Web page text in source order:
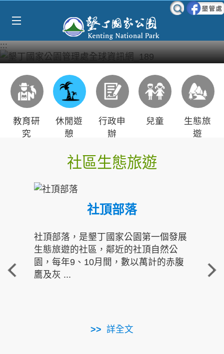
:::
教育研
究
休閒遊
憩
行政申
辦
兒童
生態旅
遊
社區生態旅遊
社頂部落
社頂部落，是墾丁國家公園第一個發展
生態旅遊的社區，鄰近的社頂自然公
園，每年9、10月間，數以萬計的赤腹
鷹及灰 ...
詳全文
重
走進